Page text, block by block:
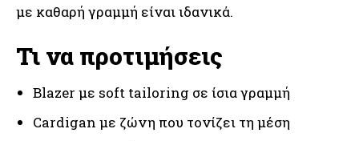
με καθαρή γραμμή είναι ιδανικά.
Τι να προτιμήσεις
Blazer με soft tailoring σε ίσια γραμμή
Cardigan με ζώνη που τονίζει τη μέση